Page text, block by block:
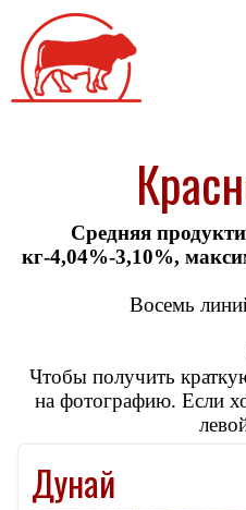
Средняя
кг-4,04%-3,10%,
Восемь
Чтобы получить
на фотографию. Если
Дунай